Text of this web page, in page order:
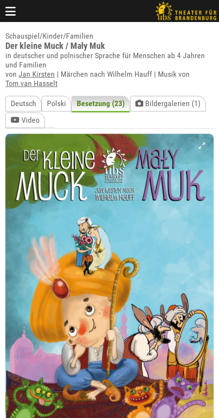
Schauspiel/Kinder/Familien
Der kleine Muck / Mały Muk
in deutscher und polnischer Sprache für Menschen ab 4 Jahren
und Familien
vonJan Kirsten | Märchen nach Wilhelm Hauff | Musik von
Tom van Hasselt
Deutsch Polski Besetzung (23)
Bildergalerien (1)
Video